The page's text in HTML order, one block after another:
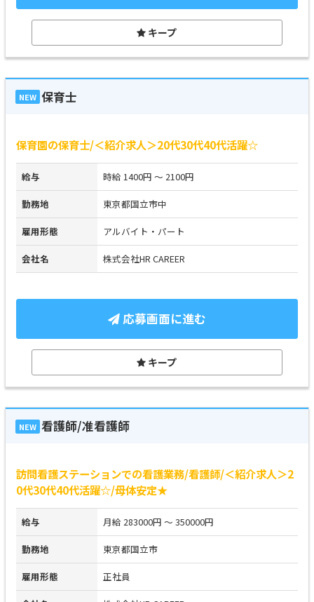
キープ
NEW 保育士
保育園の保育士/＜紹介求人＞20代30代40代活躍☆
給与 時給 1400円 ～ 2100円
勤務地 東京都国立市中
雇用形態 アルバイト・パート
会社名 株式会社HR CAREER
応募画面に進む
キープ
NEW 看護師/准看護師
訪問看護ステーションでの看護業務/看護師/＜紹介求人＞2
0代30代40代活躍☆/母体安定★
給与 月給 283000円 ～ 350000円
勤務地 東京都国立市
雇用形態 正社員